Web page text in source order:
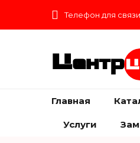
Телефон для
Центр
Главная
Услуги